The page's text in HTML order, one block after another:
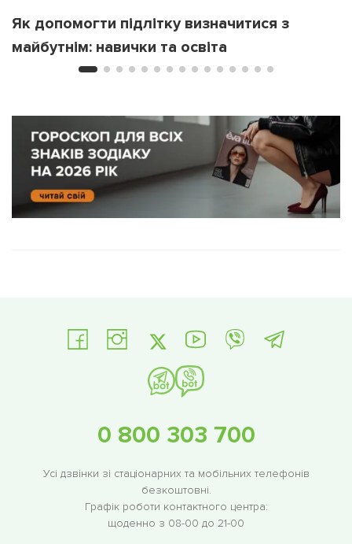
Як допомогти підлітку визначитися з
майбутнім: навички та освіта
0 800 303 700
Усі дзвінки зі стаціонарних та мобільних телефонів
безкоштовні.
Графік роботи контактного центра:
щоденно з 08-00 до 21-00